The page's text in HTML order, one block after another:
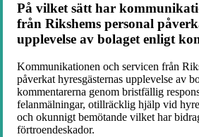
På vilket sätt har
från Rikshems personal
upplevelse av bolaget enligt
Kommunikationen och servicen från
påverkat hyresgästernas upplevelse av
kommentarerna genom bristfällig
felanmälningar, otillräcklig hjälp vid
och okunnigt bemötande vilket har
förtroendeskador.